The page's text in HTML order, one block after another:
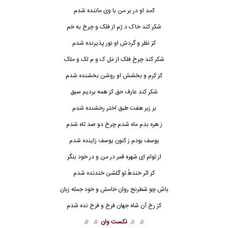
ﻛﻣﺪ او در ﺑﺮ ﻣﻦ ﺑﺎ وی ﻣﺎﻧﻨﺪه ﺷﺪم
ﺷﻜﺮ ﻛﻨﺪ ﺧﺎک د ژم از ﻓﻠﮏ و ﭼﺮخ ﺑﻪ ﺧﻢ
ﻛﺰ ﻧﻈﺮ و ﮔﺮدش او ﻧﻮر ﭘﺬﻳﺮﻧﺪه ﺷﺪم
ﺷﻜﺮ ﻛﻨﺪ ﭼﺮخ ﻓﻠﮏ از ﻣَﻞ ک و م ﻟﮏ و ﻣﻠﮏ
ﻛﺰ ﻛﺮم و ﺑﺨﺸﺶ او روﺷﻦ ﺑﺨﺸﻨﺪه ﺷﺪم
ﺷﻜﺮ ﻛﻨﺪ ﻋﺎرف ﺣﻖ ﻛﺰ ﻫﻤﻪ ﺑﺮدﻳﻢ ﺳﺒﻖ
ﺑﺮ زﺑﺮ ﻫﻔﺖ ﻃﺒﻖ اﺧﺘﺮ رﺧﺸﻨﺪه ﺷﺪم
ز ﻫﺮه ﺑﺪم ﻣﺎه ﺷﺪم ﭼﺮخ دو ﺻﺪ ﺗﺎه ﺷﺪم
ﻳﻮﺳﻒ ﺑﻮدم ز ﻛﻨﻮن ﻳﻮﺳﻒ زاﻳﻨﺪه ﺷﺪم
از ﺗﻮام ای ﺷﻬﺮه ﻗﻤﺮ در ﻣﻦ و در ﺧﻮد ﺑﻨﮕﺮ
ﻛﺰ اﺛﺮ ﺧﻨﺪﻫٔ ﺗﻮ ﮔﻠﺸﻦ ﺧﻨﺪﻧﺪه ﺷﺪم
ﺑﺎش ﭼﻮ ﺷﻄﺮﻧﺞ روان ﺧﺎﻣﺶ و ﺧﻮد ﺟﻤﻠﻪ زﺑﺎن
ﻛﺰ رخ آن ﺷﺎه ﺟﻬﺎن ﻓﺮخ و ﻓﺮخ ﻧﺪه ﺷﺪم
♫ ♫ نکست وان ♫ ♫